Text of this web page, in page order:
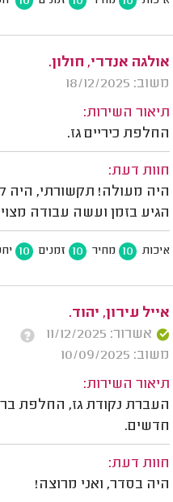
אולגה אנדרי, חולון.
משוב: 18/12/2025
תיאור השירות:
החלפת כיריים גז.
חוות דעת:
היה מעולה! תקשורתי, היה
הגיע בזמן ועשה עבודה
איכות 10 מחיר 10 זמנים 10
אייל עירון, יהוד.
אשרור: 11/12/2025
משוב: 10/09/2025
תיאור השירות:
העברת נקודת גז, החלפת
חדשים.
חוות דעת:
היה בסדר, ואני מרוצה!